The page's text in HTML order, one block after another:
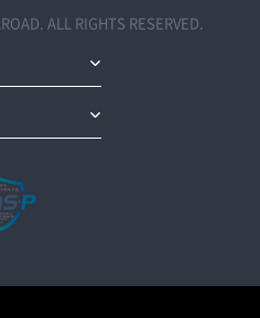
ALL RIGHTS RESERVED.